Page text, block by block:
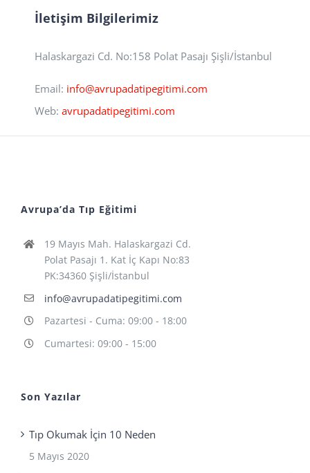
İletişim Bilgilerimiz
Halaskargazi Cd. No:158 Polat Pasajı Şişli/İstanbul
Email: info@avrupadatipegitimi.com
Web: avrupadatipegitimi.com
Avrupa’da Tıp Eğitimi
19 Mayıs Mah. Halaskargazi Cd.
Polat Pasajı 1. Kat İç Kapı No:83
PK:34360 Şişli/İstanbul
info@avrupadatipegitimi.com
Pazartesi - Cuma: 09:00 - 18:00
Cumartesi: 09:00 - 15:00
Son Yazılar
Tıp Okumak İçin 10 Neden
5 Mayıs 2020